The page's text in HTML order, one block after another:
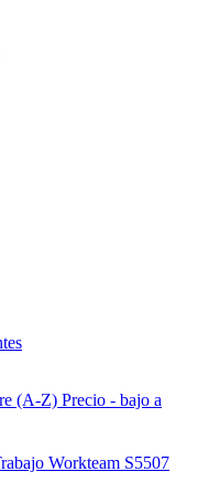
(A-Z) Precio - bajo a